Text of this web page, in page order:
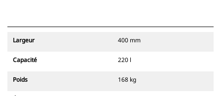
Largeur 400 mm
Capacité 220 l
Poids 168 kg